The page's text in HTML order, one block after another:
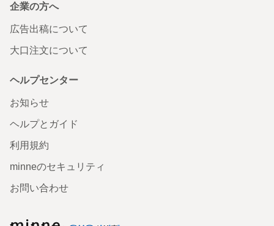
企業の方へ
広告出稿について
大口注文について
ヘルプセンター
お知らせ
ヘルプとガイド
利用規約
minneのセキュリティ
お問い合わせ